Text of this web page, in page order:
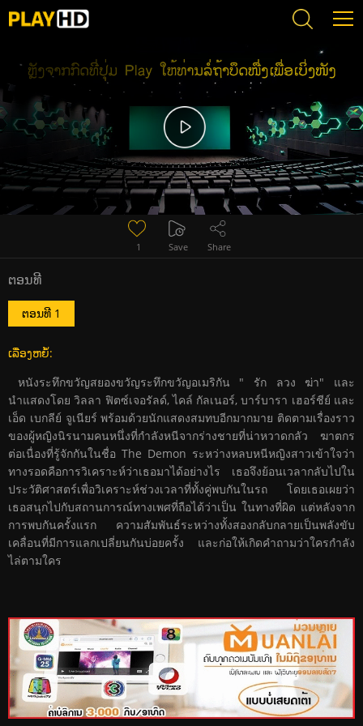
1 Save Share
ຕອນທີ
ຕອນທີ 1
ເລື່ອງຫຍໍ້:
หนังระทึกขวัญสยองขวัญระทึกขวัญอเมริกัน " รัก ลวง ฆ่า" และ
นำแสดงโดย วิลลา ฟิตซ์เจอรัลด์, ไคล์ กัลเนอร์, บาร์บารา เฮอร์ชีย์ และ
เอ็ด เบกลีย์ จูเนียร์ พร้อมด้วยนักแสดงสมทบอีกมากมาย ติดตามเรื่องราว
ของผู้หญิงนิรนามคนหนึ่งที่กำลังหนีจากร่างชายที่น่าหวาดกลัว ฆาตกร
ต่อเนื่องที่รู้จักกันในชื่อ The Demon ระหว่างหลบหนีหญิงสาวเข้าใจว่า
ทางรอดคือการวิเคราะห์ว่าเธอมาได้อย่างไร เธอจึงย้อนเวลากลับไปใน
ประวัติศาสตร์เพื่อวิเคราะห์ช่วงเวลาที่ทั้งคู่พบกันในรถ โดยเธอเผยว่า
เธอสนุกไปกับสถานการณ์ทางเพศที่ถือได้ว่าเป็น ในทางที่ผิด แต่หลังจาก
การพบกันครั้งแรก ความสัมพันธ์ระหว่างทั้งสองกลับกลายเป็นพลังขับ
เคลื่อนที่มีการแลกเปลี่ยนกันบ่อยครั้ง และก่อให้เกิดคำถามว่าใครกำลัง
ไล่ตามใคร